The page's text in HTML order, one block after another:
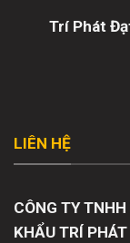
Trí Phát
LIÊN HỆ
CÔNG TY
KHẨU TRÍ